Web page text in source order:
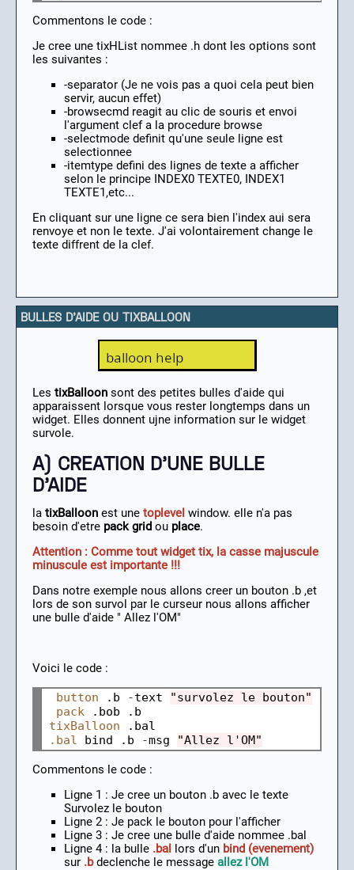
Commentons le code :
Je cree une tixHList nommee .h dont les options sont
les suivantes :
-separator (Je ne vois pas a quoi cela peut bien
servir, aucun effet)
-browsecmd reagit au clic de souris et envoi
l'argument clef a la procedure browse
-selectmode definit qu'une seule ligne est
selectionnee
-itemtype defini des lignes de texte a afficher
selon le principe INDEX0 TEXTE0, INDEX1
TEXTE1,etc...
En cliquant sur une ligne ce sera bien l'index aui sera
renvoye et non le texte. J'ai volontairement change le
texte diffrent de la clef.
BULLES D'AIDE OU TIXBALLOON
Les tixBalloon sont des petites bulles d'aide qui
apparaissent lorsque vous rester longtemps dans un
widget. Elles donnent ujne information sur le widget
survole.
A) CREATION D'UNE BULLE
D'AIDE
la tixBalloon est une toplevel window. elle n'a pas
besoin d'etre pack grid ou place.
Attention : Comme tout widget tix, la casse majuscule
minuscule est importante !!!
Dans notre exemple nous allons creer un bouton .b ,et
lors de son survol par le curseur nous allons afficher
une bulle d'aide " Allez l'OM"
Voici le code :
button .b -text
"survolez le bouton"
pack
tixBalloon
.bal bind .b -msg "Allez l'OM"
Commentons le code :
Ligne 1 : Je cree un bouton .b avec le texte
Survolez le bouton
Ligne 2 : Je pack le bouton pour l'afficher
Ligne 3 : Je cree une bulle d'aide nommee .bal
Ligne 4 : la bulle .bal lors d'un bind (evenement)
sur .bdeclenche le message allez l'OM